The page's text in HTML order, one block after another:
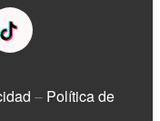
– Política de